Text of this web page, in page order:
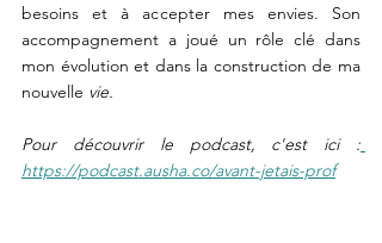
besoins et à accepter mes envies. Son
accompagnement a joué un rôle clé dans
mon évolution et dans la construction de ma
nouvelle vie.⠀
Pour découvrir le podcast, c'est ici :
https://podcast.ausha.co/avant-jetais-prof